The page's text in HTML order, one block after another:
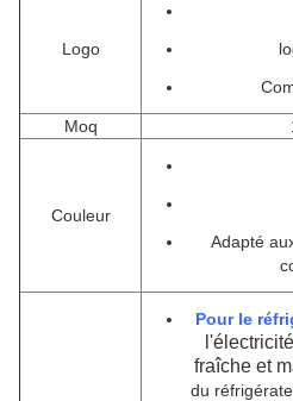
Logo
Moq
Couleur
Adapté
Pour le
fraîche et
du